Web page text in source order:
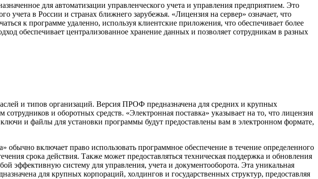
для автоматизации управленческого учета и управления предприятием. Это
учета в России и странах ближнего зарубежья. «Лицензия на сервер» означает, что
к программе удаленно, используя клиентские приложения, что обеспечивает более
обеспечивает централизованное хранение данных и позволяет сотрудникам в разных
и типов организаций. Версия ПРОФ предназначена для средних и крупных
и оборотных средств. «Электронная поставка» указывает на то, что лицензия
и файлы для установки программы будут предоставлены вам в электронном формате,
включает право использовать программное обеспечение в течение определенного
срока действия. Также может предоставляться техническая поддержка и обновления
эффективную систему для управления, учета и документооборота. Эта уникальная
для крупных корпораций, холдингов и государственных структур, предоставляя